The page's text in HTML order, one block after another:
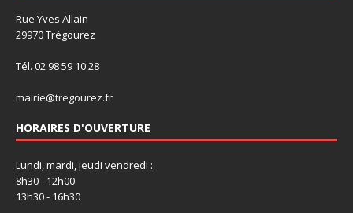
Rue Yves Allain
29970 Trégourez
Tél. 02 98 59 10 28
mairie@tregourez.fr
HORAIRES D'OUVERTURE
Lundi, mardi, jeudi vendredi :
8h30 - 12h00
13h30 - 16h30